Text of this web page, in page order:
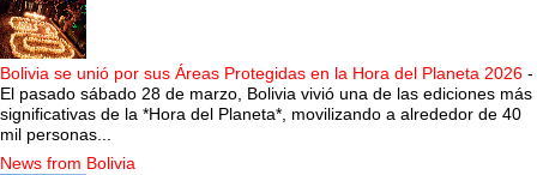
Bolivia se unió por sus Áreas Protegidas en la Hora del Planeta 2026 -
El pasado sábado 28 de marzo, Bolivia vivió una de las ediciones más
significativas de la *Hora del Planeta*, movilizando a alrededor de 40
mil personas...
News from Bolivia